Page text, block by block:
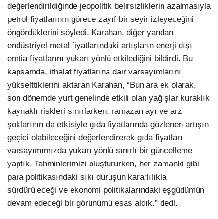
değerlendirildiğinde jeopolitik belirsizliklerin azalmasıyla
petrol fiyatlarının görece zayıf bir seyir izleyeceğini
öngördüklerini söyledi. Karahan, diğer yandan
endüstriyel metal fiyatlarındaki artışların enerji dışı
emtia fiyatlarını yukarı yönlü etkilediğini bildirdi. Bu
kapsamda, ithalat fiyatlarına dair varsayımlarını
yükselttiklerini aktaran Karahan, “Bunlara ek olarak,
son dönemde yurt genelinde etkili olan yağışlar kuraklık
kaynaklı riskleri sınırlarken, ramazan ayı ve arz
şoklarının da etkisiyle gıda fiyatlarında gözlenen artışın
geçici olabileceğini değerlendirerek gıda fiyatları
varsayımımızda yukarı yönlü sınırlı bir güncelleme
yaptık. Tahminlerimizi oluştururken, her zamanki gibi
para politikasındaki sıkı duruşun kararlılıkla
sürdürüleceği ve ekonomi politikalarındaki eşgüdümün
devam edeceği bir görünümü esas aldık.” dedi.